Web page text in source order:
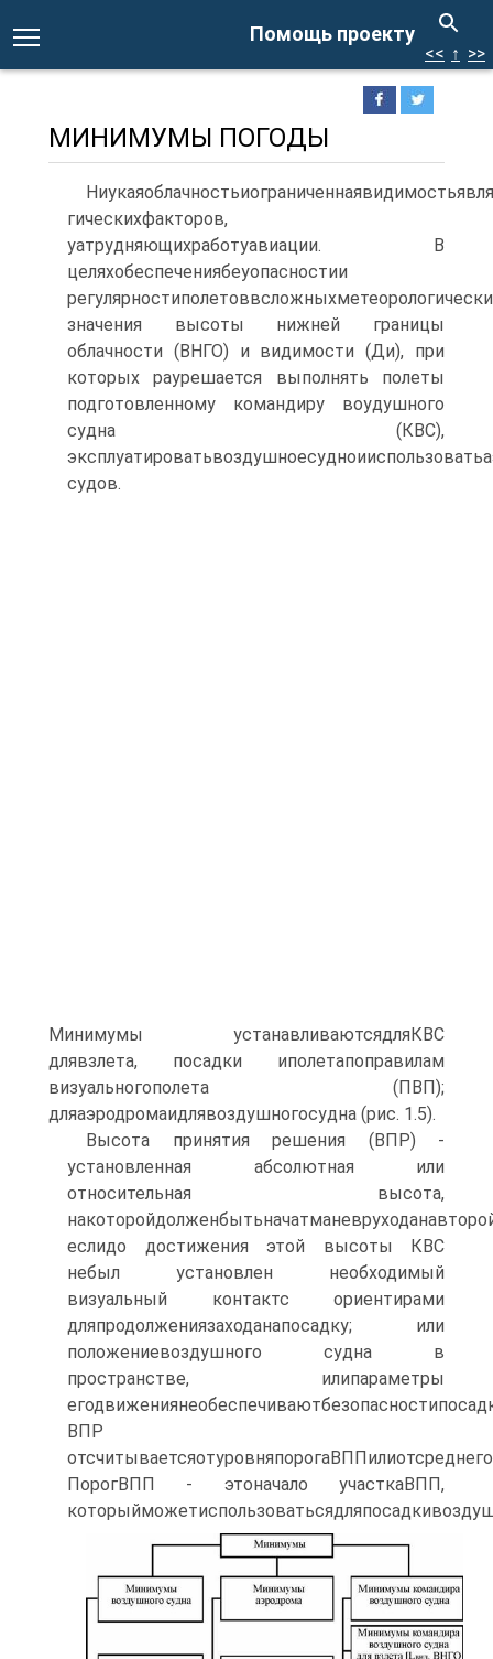
Помощь проекту
<< ↑ >>
МИНИМУМЫ ПОГОДЫ
гическихфакторов,
уатрудняющихработуавиации. В
целяхобеспечениябеуопасностии
значения высоты нижней границы
облачности (ВНГО) и видимости (Ди), при
которых раурешается выполнять полеты
подготовленному командиру воудушного
судна (КВС),
судов.
Минимумы устанавливаютсядляКВС
длявзлета, посадки иполетапоправилам
визуальногополета (ПВП);
дляаэродромаидлявоздушногосудна (рис. 1.5).
Высота принятия решения (ВПР) -
установленная абсолютная или
относительная высота,
еслидо достижения этой высоты КВС
небыл установлен необходимый
визуальный контактс ориентирами
дляпродолжениязаходанапосадку; или
положениевоздушного судна в
пространстве, илипараметры
ВПР
ПорогВПП - этоначало участкаВПП,